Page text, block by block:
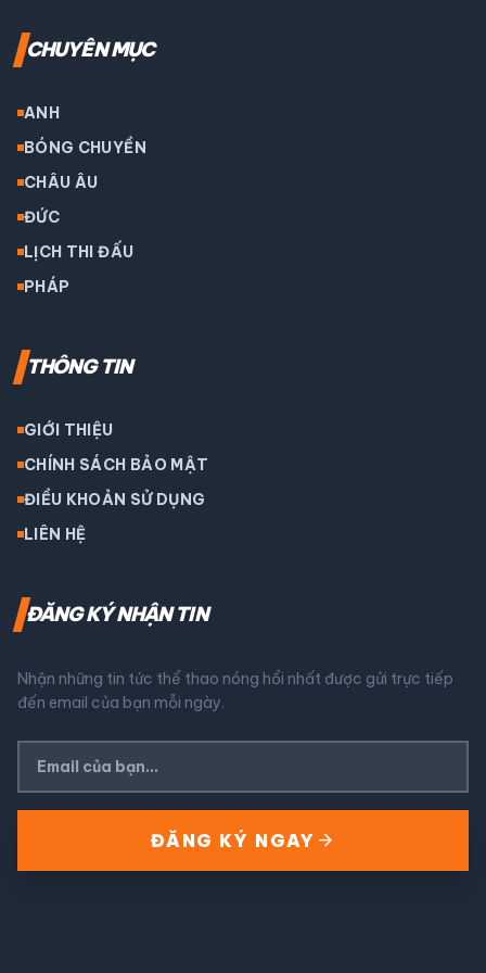
CHUYÊN MỤC
ANH
BÓNG CHUYỀN
CHÂU ÂU
ĐỨC
LỊCH THI ĐẤU
PHÁP
THÔNG TIN
GIỚI THIỆU
CHÍNH SÁCH BẢO MẬT
ĐIỀU KHOẢN SỬ DỤNG
LIÊN HỆ
ĐĂNG KÝ NHẬN TIN
Nhận những tin tức thể thao nóng hổi nhất được gửi trực tiếp
đến email của bạn mỗi ngày.
ĐĂNG KÝ NGAY arrow_forward